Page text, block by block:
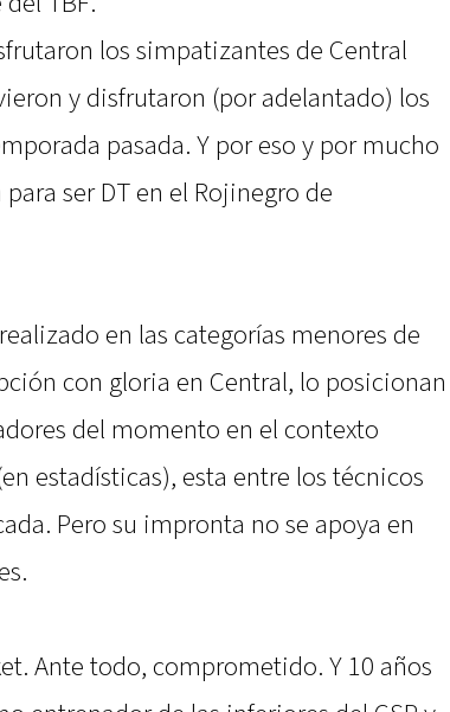
los simpatizantes de Central
y disfrutaron (por adelantado) los
pasada. Y por eso y por mucho
ser DT en el Rojinegro de
en las categorías menores de
con gloria en Central, lo posicionan
del momento en el contexto
estadísticas), esta entre los técnicos
Pero su impronta no se apoya en
Ante todo, comprometido. Y 10 años